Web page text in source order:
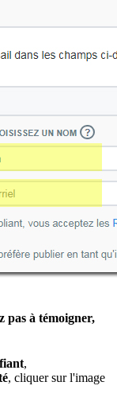
pas à témoigner,
,
, cliquer sur l'image